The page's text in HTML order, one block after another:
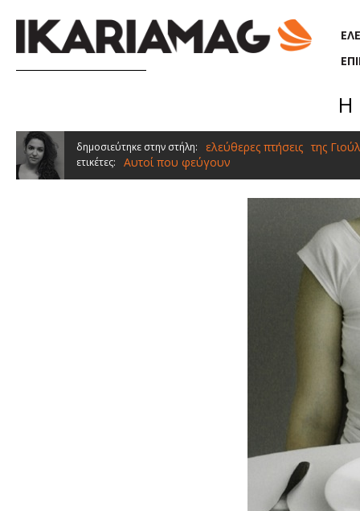
Η
δημοσιεύτηκε στην στήλη: ελεύθερες πτήσεις της
ετικέτες: Αυτοί που φεύγουν